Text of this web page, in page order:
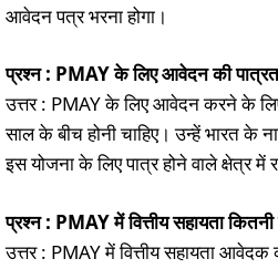
आवेदन पत्र भरना होगा।
प्रश्न : PMAY के लिए आवेदन की
उत्तर : PMAY के लिए आवेदन करने के
साल के बीच होनी चाहिए। उन्हें भारत के
इस योजना के लिए पात्र होने वाले क्षेत्र में
प्रश्न : PMAY में वित्तीय सहायता
उत्तर : PMAY में वित्तीय सहायता